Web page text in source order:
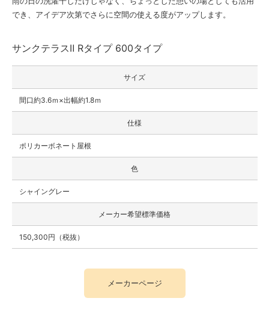
でき、アイデア次第でさらに空間の使える度がアップします。
サンクテラスⅡ Rタイプ 600タイプ
サイズ
間口約3.6ｍ×出幅約1.8ｍ
仕様
ポリカーボネート屋根
色
シャイングレー
メーカー希望標準価格
150,300円（税抜）
メーカーページ